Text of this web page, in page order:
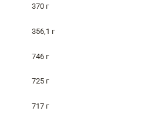
370 г
356,1 г
746 г
725 г
717 г